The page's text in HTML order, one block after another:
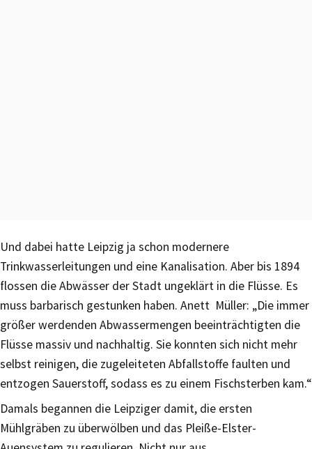
Und dabei hatte Leipzig ja schon modernere
Trinkwasserleitungen und eine Kanalisation. Aber bis 1894
flossen die Abwässer der Stadt ungeklärt in die Flüsse. Es
muss barbarisch gestunken haben. Anett Müller: „Die immer
größer werdenden Abwassermengen beeinträchtigten die
Flüsse massiv und nachhaltig. Sie konnten sich nicht mehr
selbst reinigen, die zugeleiteten Abfallstoffe faulten und
entzogen Sauerstoff, sodass es zu einem Fischsterben kam.“
Damals begannen die Leipziger damit, die ersten
Mühlgräben zu überwölben und das Pleiße-Elster-